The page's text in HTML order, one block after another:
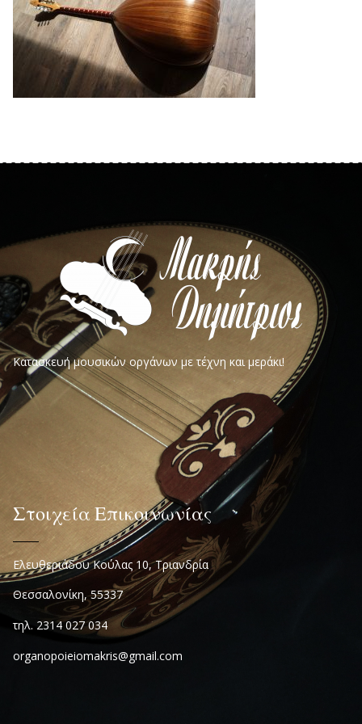
Κατασκευή μουσικών οργάνων με τέχνη και μεράκι!
Στοιχεία Επικοινωνίας
Ελευθεριάδου Κούλας 10, Τριανδρία
Θεσσαλονίκη, 55337
τηλ. 2314 027 034
organopoieiomakris@gmail.com